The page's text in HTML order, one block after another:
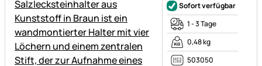
Sofort verfügbar
1 - 3 Tage
0,48 kg
503050